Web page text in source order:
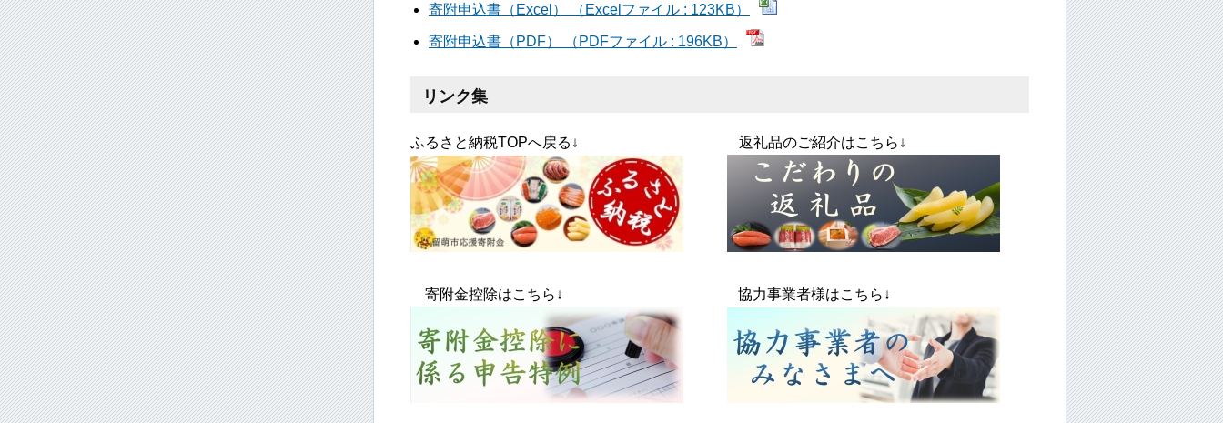
寄附申込書（Excel） （Excelファイル : 123KB）
寄附申込書（PDF） （PDFファイル : 196KB）
リンク集
ふるさと納税TOPへ戻る↓ 返礼品のご紹介はこちら↓
寄附金控除はこちら↓ 協力事業者様はこちら↓